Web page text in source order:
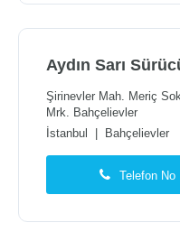
Aydın Sarı
Şirinevler Mah. Meriç
Mrk. Bahçelievler
İstanbul
Bahçelievler
Telefon No